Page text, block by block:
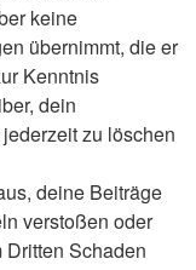
keine
übernimmt, die er
Kenntnis
dein
zu löschen
deine Beiträge
verstoßen oder
Schaden